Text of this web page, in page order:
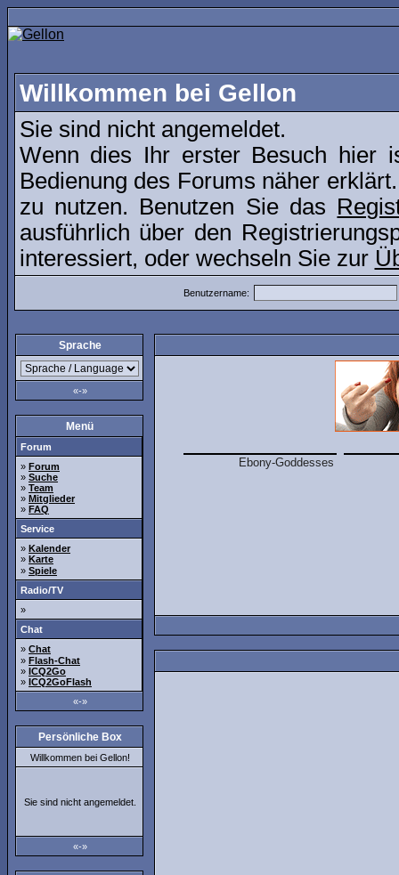
Willkommen bei Gellon
Sie sind nicht angemeldet.
Wenn dies Ihr erster Besuch
Bedienung des Forums näher
zu nutzen. Benutzen Sie das
ausführlich über den
interessiert, oder wechseln Sie zur
Benutzername:
Sprache
«-»
Menü
Forum
» Forum
» Suche
» Team
» Mitglieder
» FAQ
Service
» Kalender
» Karte
» Spiele
Radio/TV
»
Chat
» Chat
» Flash-Chat
» ICQ2Go
» ICQ2GoFlash
«-»
Persönliche Box
Willkommen bei Gellon!
Sie sind nicht angemeldet.
«-»